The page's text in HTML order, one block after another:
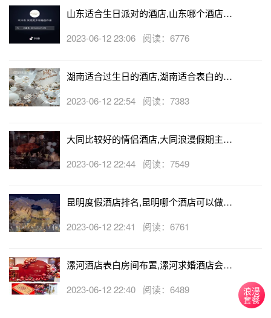
山东适合生日派对的酒店,山东哪个酒店有
2023-06-12 23:06 阅读：6776
湖南适合过生日的酒店,湖南适合表白的酒
2023-06-12 22:54 阅读：7383
大同比较好的情侣酒店,大同浪漫假期主题
2023-06-12 22:44 阅读：7549
昆明度假酒店排名,昆明哪个酒店可以做求
2023-06-12 22:41 阅读：6761
漯河酒店表白房间布置,漯河求婚酒店会帮
2023-06-12 22:40 阅读：6489 浪漫
套餐